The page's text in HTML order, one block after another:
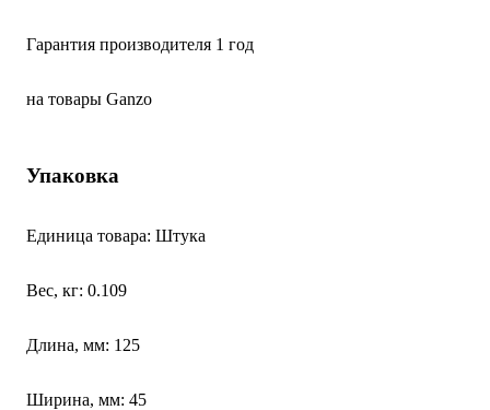
Гарантия производителя 1 год
на товары Ganzo
Упаковка
Единица товара: Штука
Вес, кг: 0.109
Длина, мм: 125
Ширина, мм: 45